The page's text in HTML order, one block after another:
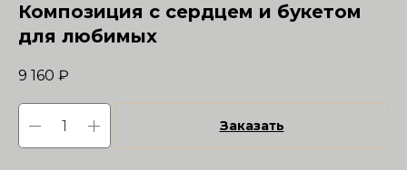
Композиция с сердцем и букетом
для любимых
9 160 ₽
Заказать